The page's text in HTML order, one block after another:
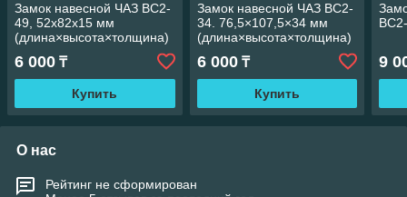
Замок навесной ЧАЗ ВС2-
49, 52x82x15 мм
(длина×высота×толщина)
6 000 ₸
Купить
Замок навесной ЧАЗ ВС2-
34. 76,5×107,5×34 мм
(длина×высота×толщина)
(домик) Россия
6 000₸
Купить
9
О нас
Рейтинг не сформирован